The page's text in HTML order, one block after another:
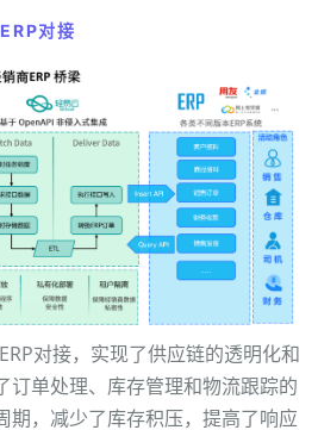
对接
对接，实现了供应链的透明化和
订单处理、库存管理和物流跟踪的
期，减少了库存积压，提高了响应